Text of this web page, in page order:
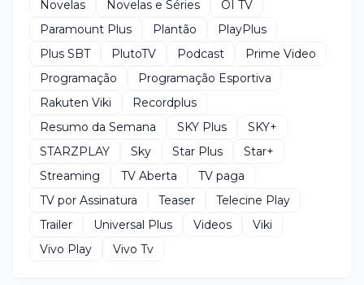
Novelas
Novelas e Séries
OI TV
Paramount Plus
Plantão
PlayPlus
Plus SBT
PlutoTV Podcast
Prime Video
Programação
Programação Esportiva
Rakuten Viki
Recordplus
Resumo da Semana
SKY Plus
SKY+
STARZPLAY
Sky Star Plus
Star+
Streaming
TV Aberta
TV paga
TV por Assinatura
Teaser
Telecine Play
Trailer
Universal Plus Videos
Viki
Vivo Play
Vivo Tv